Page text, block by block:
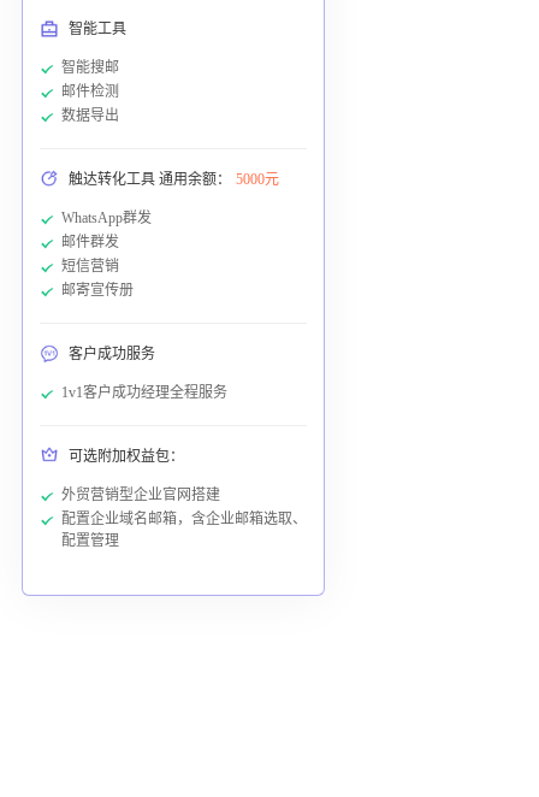
智能工具
智能搜邮
邮件检测
数据导出
触达转化工具 通用余额： 5000元
WhatsApp群发
邮件群发
短信营销
邮寄宣传册
客户成功服务
1v1客户成功经理全程服务
可选附加权益包：
外贸营销型企业官网搭建
配置企业域名邮箱，含企业邮箱选取、
配置管理